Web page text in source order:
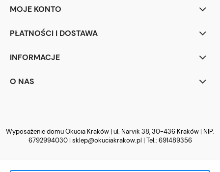
MOJE KONTO
PŁATNOŚCI I DOSTAWA
INFORMACJE
O NAS
Wyposażenie domu Okucia Kraków | ul. Narvik 38, 30-436 Kraków | NIP:
6792994030 | sklep@okuciakrakow.pl | Tel.: 691489356